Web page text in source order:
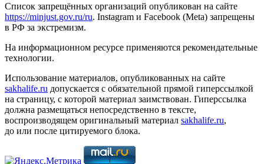
Список запрещённых организаций опубликован на сайте
https://minjust.gov.ru/ru. Instagram и Facebook (Metа) запрещены
в РФ за экстремизм.
На информационном ресурсе применяются рекомендательные
технологии.
Использование материалов, опубликованных на сайте
sakhalife.ru допускается с обязательной прямой гиперссылкой
на страницу, с которой материал заимствован. Гиперссылка
должна размещаться непосредственно в тексте,
воспроизводящем оригинальный материал sakhalife.ru,
до или после цитируемого блока.